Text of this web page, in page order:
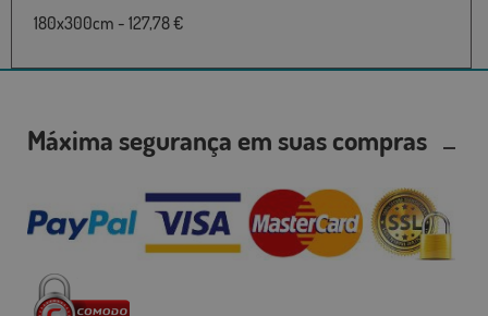
180x300cm - 127,78 €
Máxima segurança em suas compras